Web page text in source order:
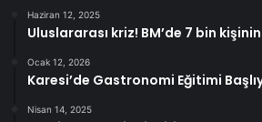
Haziran 12, 2025
Uluslararası kriz! BM’de 7 bin
Ocak 12, 2026
Karesi’de Gastronomi Eğitimi
Nisan 14, 2025